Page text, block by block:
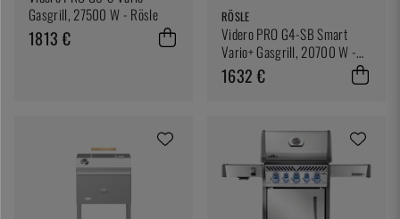
Gasgrill, 27500 W - Rösle
1813 €
RÖSLE
Videro PRO G4-SB Smart
Vario+ Gasgrill, 20700 W -
Rösle
1632 €